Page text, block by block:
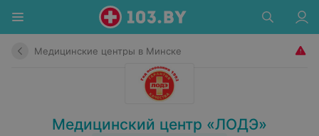
Медицинские центры в Минске
Медицинский центр «ЛОДЭ»